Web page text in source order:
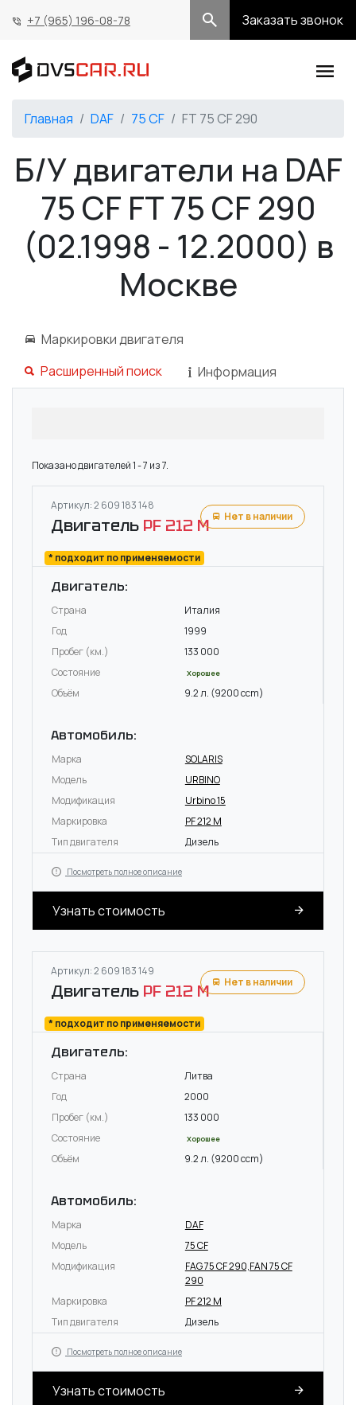
+7 (965) 196-08-78 Заказать звонок
Главная DAF 75 CF FT 75 CF 290
Б/У двигатели на DAF
75 CF FT 75 CF 290
(02.1998 - 12.2000) в
Москве
Маркировки двигателя
Расширенный поиск
Информация
Показано двигателей 1 - 7 из 7.
Артикул: 2 609 183 148
Двигатель PF 212 M
* подходит по применяемости
Нет в наличии
Двигатель:
Страна
Италия
Год
1999
Пробег (км.)
133 000
Состояние
Хорошее
Объём 9.2 л. (9200 ccm)
Автомобиль:
Марка
SOLARIS
Модель
URBINO
Модификация
Urbino 15
Маркировка
PF 212 M
Тип двигателя
Дизель
Посмотреть полное описание
Узнать стоимость
Артикул: 2 609 183 149
Двигатель PF 212 M
* подходит по применяемости
Нет в наличии
Двигатель:
Страна
Литва
Год
2000
Пробег (км.)
133 000
Состояние
Хорошее
Объём 9.2 л. (9200 ccm)
Автомобиль:
Марка
DAF
Модель
75 CF
Модификация
FAG 75 CF 290,FAN 75 CF
290
Маркировка
PF 212 M
Тип двигателя
Дизель
Посмотреть полное описание
Узнать стоимость